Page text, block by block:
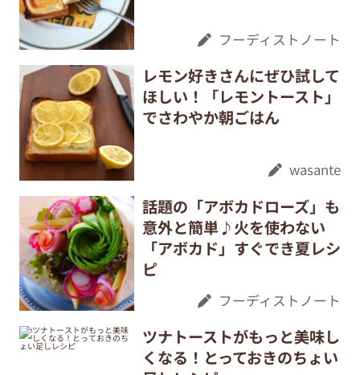
フーディストノート
レモン好きさんにぜひ試して
ほしい！「レモントースト」
でさわやか朝ごはん
wasante
話題の「アボカドローズ」も
意外と簡単♪火を使わない
「アボカド」すぐでき夏レシ
ピ
フーディストノート
ツナトーストがもっと美味し
くなる！とっておきのちょい